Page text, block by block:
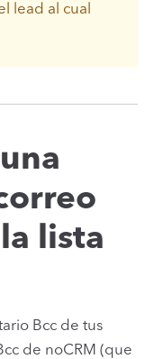
lead al cual
lista
Bcc de tus
de noCRM (que